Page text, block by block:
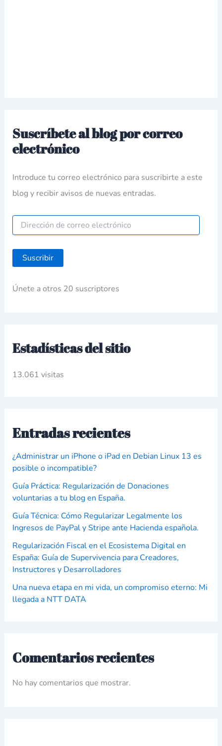
Suscríbete al blog por correo
electrónico
Introduce tu correo electrónico para suscribirte a este
blog y recibir avisos de nuevas entradas.
Suscribir
Únete a otros 20 suscriptores
Estadísticas del sitio
13.061 visitas
Entradas recientes
¿Administrar un iPhone o iPad en Debian Linux 13 es
posible o incompatible?
Guía Práctica: Regularización de Donaciones
voluntarias a tu blog en España.
Guía Técnica: Cómo Regularizar Legalmente los
Ingresos de PayPal y Stripe ante Hacienda española.
Regularización Fiscal en el Ecosistema Digital en
España: Guía de Supervivencia para Creadores,
Instructores y Desarrolladores
Una nueva etapa en mi vida, un compromiso eterno: Mi
llegada a NTT DATA
Comentarios recientes
No hay comentarios que mostrar.